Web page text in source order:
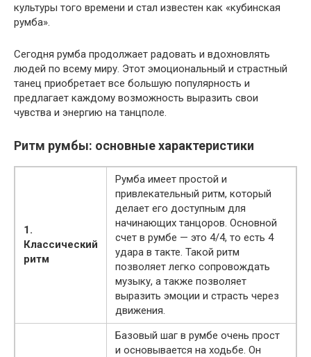
культуры того времени и стал известен как «кубинская
румба».
Сегодня румба продолжает радовать и вдохновлять
людей по всему миру. Этот эмоциональный и страстный
танец приобретает все большую популярность и
предлагает каждому возможность выразить свои
чувства и энергию на танцполе.
Ритм румбы: основные характеристики
1.
Классический
ритм
Румба имеет простой и
привлекательный ритм, который
делает его доступным для
начинающих танцоров. Основной
счет в румбе — это 4/4, то есть 4
удара в такте. Такой ритм
позволяет легко сопровождать
музыку, а также позволяет
выразить эмоции и страсть через
движения.
Базовый шаг в румбе очень прост
и основывается на ходьбе. Он